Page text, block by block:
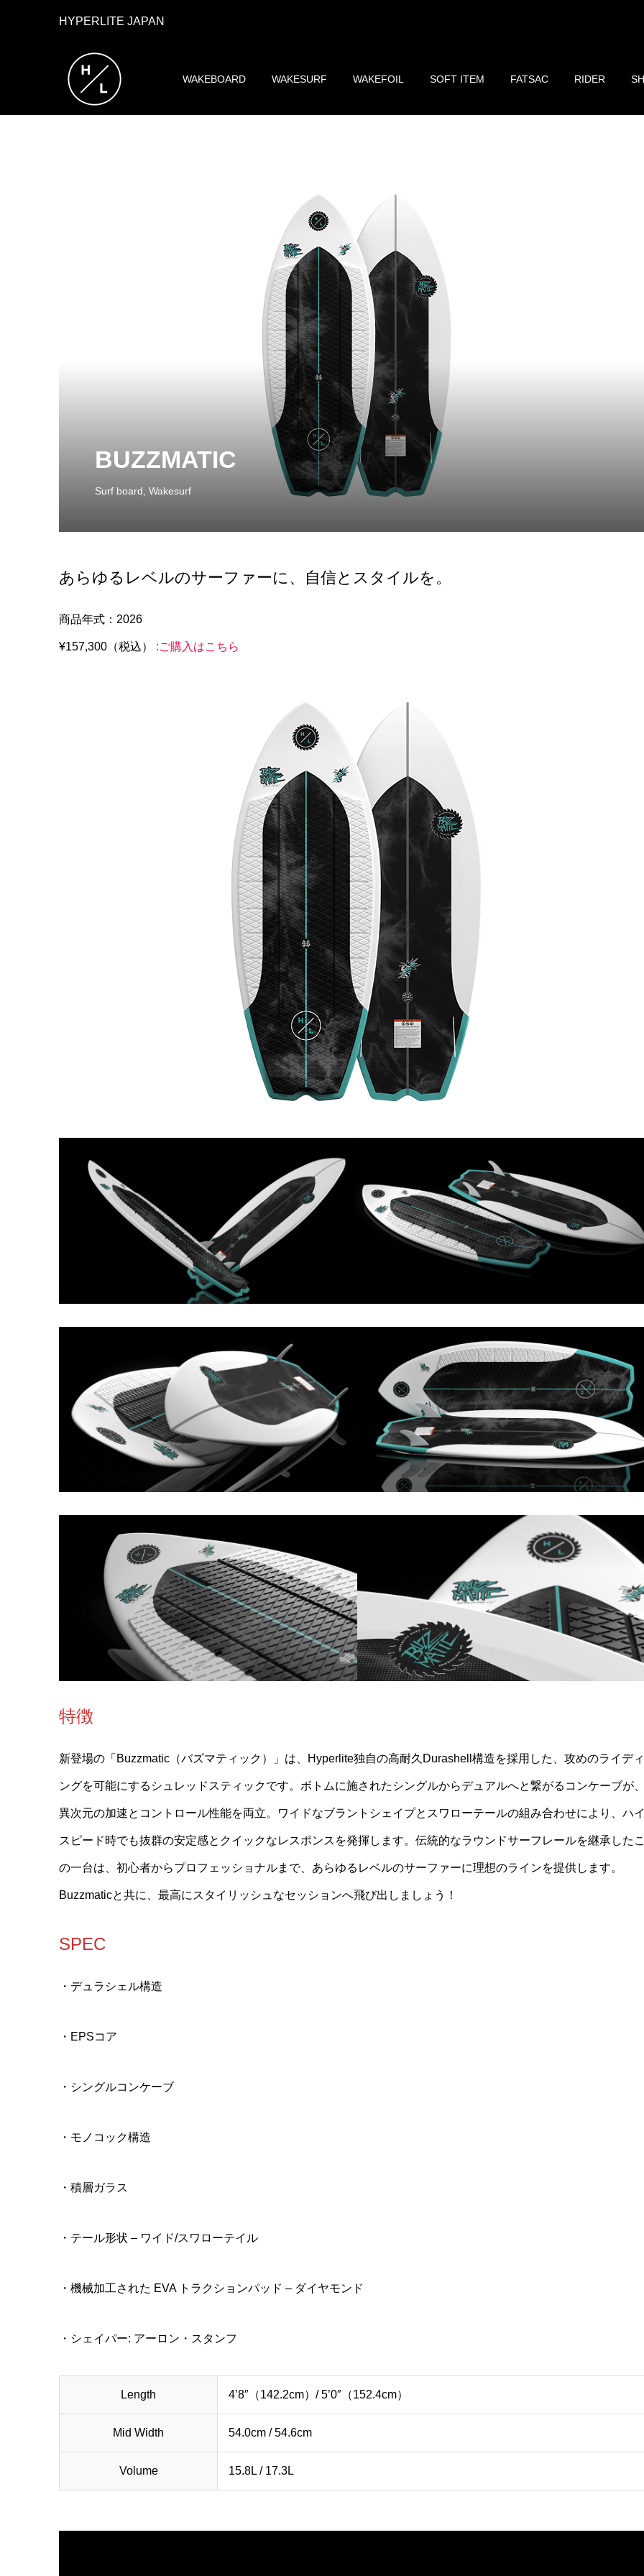
HYPERLITE JAPAN
WAKEBOARD WAKESURF WAKEFOIL SOFT ITEM FATSAC RIDER
BUZZMATIC
Surf board Wakesurf
あらゆるレベルのサーファーに、自信とスタイルを。
商品年式：2026
¥157,300（税込） :ご購入はこちら
特徴
新登場の「Buzzmatic（バズマティック）」は、Hyperlite独自の高耐久Durashell構造を採用した、攻めのライディ
ングを可能にするシュレッドスティックです。ボトムに施されたシングルからデュアルへと繋がるコンケーブが、
異次元の加速とコントロール性能を両立。ワイドなブラントシェイプとスワローテールの組み合わせにより、ハイ
スピード時でも抜群の安定感とクイックなレスポンスを発揮します。伝統的なラウンドサーフレールを継承したこ
の一台は、初心者からプロフェッショナルまで、あらゆるレベルのサーファーに理想のラインを提供します。
Buzzmaticと共に、最高にスタイリッシュなセッションへ飛び出しましょう！
SPEC
・デュラシェル構造
・EPSコア
・シングルコンケーブ
・モノコック構造
・積層ガラス
・テール形状 – ワイド/スワローテイル
・機械加工された EVA トラクションパッド – ダイヤモンド
・シェイパー: アーロン・スタンフ
Length 4’8″（142.2cm）/ 5’0″（152.4cm）
Mid Width 54.0cm / 54.6cm
Volume 15.8L / 17.3L